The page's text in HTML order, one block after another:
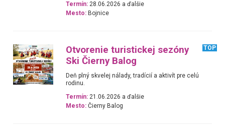
Termín: 28.06.2026 a ďalšie
Mesto: Bojnice
Otvorenie turistickej sezóny
Ski Čierny Balog
TOP
Deň plný skvelej nálady, tradícií a aktivít pre celú
rodinu.
Termín: 21.06.2026 a ďalšie
Mesto: Čierny Balog